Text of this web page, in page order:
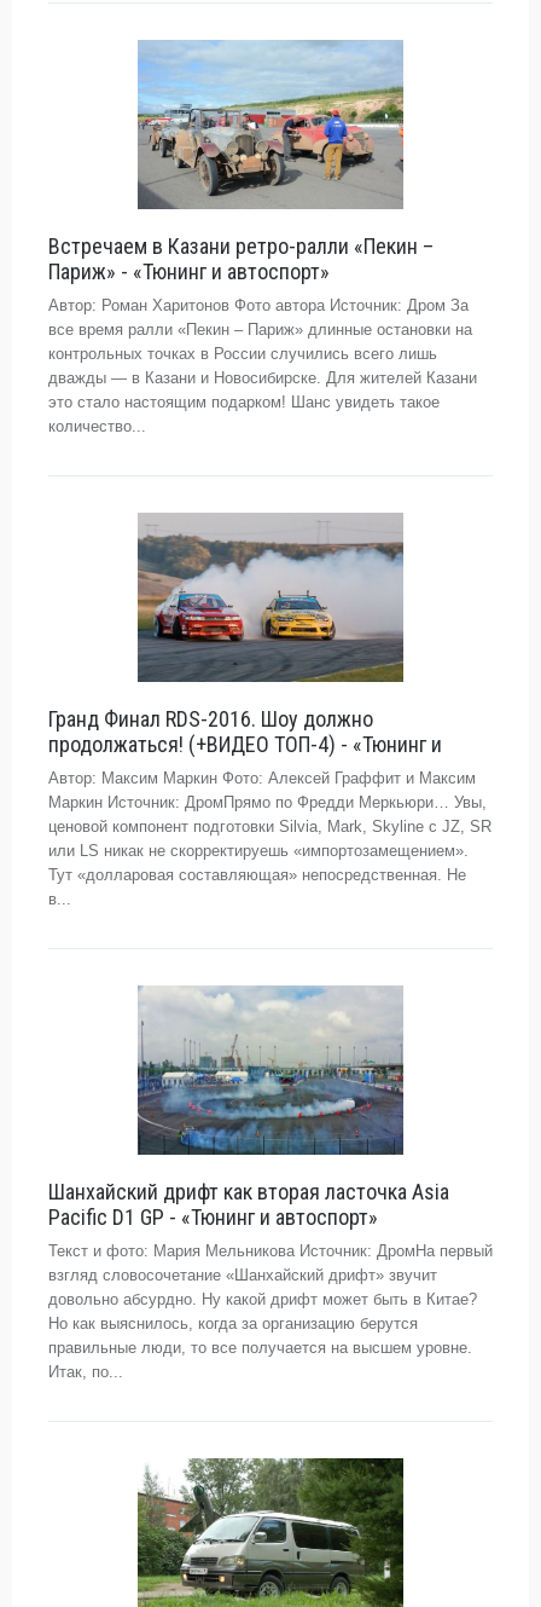
Встречаем в Казани ретро-ралли «Пекин –
Париж» - «Тюнинг и автоспорт»
Автор: Роман Харитонов Фото автора Источник: Дром За
все время ралли «Пекин – Париж» длинные остановки на
контрольных точках в России случились всего лишь
дважды — в Казани и Новосибирске. Для жителей Казани
это стало настоящим подарком! Шанс увидеть такое
количество...
Гранд Финал RDS-2016. Шоу должно
продолжаться! (+ВИДЕО ТОП-4) - «Тюнинг и
Автор: Максим Маркин Фото: Алексей Граффит и Максим
Маркин Источник: ДромПрямо по Фредди Меркьюри… Увы,
ценовой компонент подготовки Silvia, Mark, Skyline с JZ, SR
или LS никак не скорректируешь «импортозамещением».
Тут «долларовая составляющая» непосредственная. Не
в...
Шанхайский дрифт как вторая ласточка Asia
Pacific D1 GP - «Тюнинг и автоспорт»
Текст и фото: Мария Мельникова Источник: ДромНа первый
взгляд словосочетание «Шанхайский дрифт» звучит
довольно абсурдно. Ну какой дрифт может быть в Китае?
Но как выяснилось, когда за организацию берутся
правильные люди, то все получается на высшем уровне.
Итак, по...